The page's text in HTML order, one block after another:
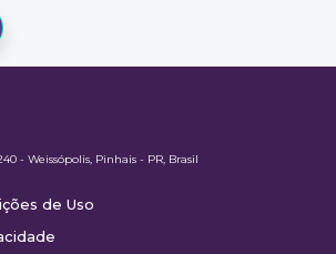
- Weissópolis, Pinhais - PR, Brasil
de Uso